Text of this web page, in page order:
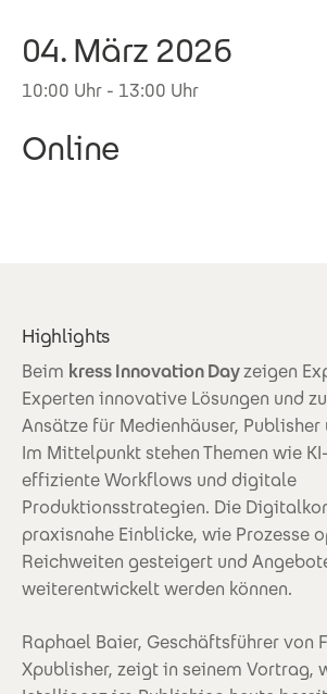
04. März 2026
10:00 Uhr - 13:00 Uhr
Online
Highlights
Beim kress Innovation Dayzeigen
Experten innovative Lösungen und
Ansätze für Medienhäuser, Publisher
Im Mittelpunkt stehen Themen wie
effiziente Workflows und digitale
Produktionsstrategien. Die
praxisnahe Einblicke, wie Prozesse
Reichweiten gesteigert und
weiterentwickelt werden können.
Raphael Baier, Geschäftsführer von
Xpublisher, zeigt in seinem Vortrag,